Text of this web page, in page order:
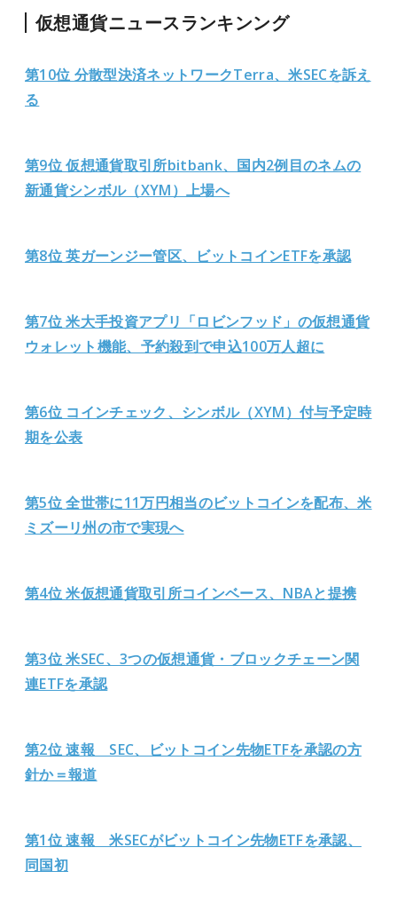
仮想通貨ニュースランキンング
第10位 分散型決済ネットワークTerra、米SECを訴え
る
第9位 仮想通貨取引所bitbank、国内2例目のネムの
新通貨シンボル（XYM）上場へ
第8位 英ガーンジー管区、ビットコインETFを承認
第7位 米大手投資アプリ「ロビンフッド」の仮想通貨
ウォレット機能、予約殺到で申込100万人超に
第6位 コインチェック、シンボル（XYM）付与予定時
期を公表
第5位 全世帯に11万円相当のビットコインを配布、米
ミズーリ州の市で実現へ
第4位 米仮想通貨取引所コインベース、NBAと提携
第3位 米SEC、3つの仮想通貨・ブロックチェーン関
連ETFを承認
第2位 速報 SEC、ビットコイン先物ETFを承認の方
針か＝報道
第1位 速報 米SECがビットコイン先物ETFを承認、
同国初